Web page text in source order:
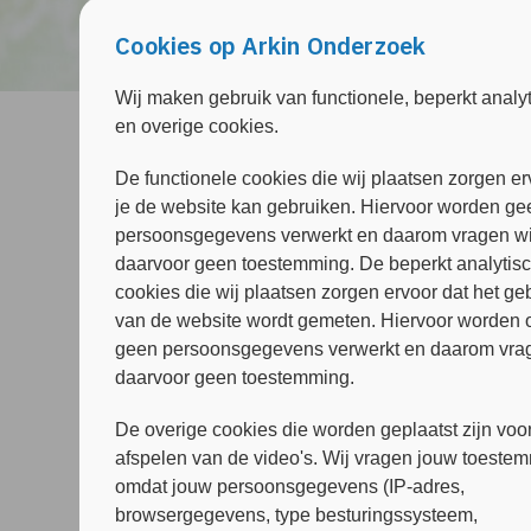
Frederieke Koop
Kwartiermaker GEZIeN, Klinisch
Meer over mijzelf:
Frederieke Koop is klinisch psycholoog-
expertise op trauma, gehechtheid en
Kennisnetwerk Gezin en Systeem, waarmee
onderwijs, zorgaanbod en wetenschappelijk
Zij werkt sinds 2019 samen met
verbinding van de jeugdhulpverlening en v-
Ondersteuningsaanbod en de Academische
Cookies op Arkin Onderzoek
Wij maken gebruik van functionele, beperkt
en overige cookies.
De functionele cookies die wij plaatsen zorgen
je de website kan gebruiken. Hiervoor worden
persoonsgegevens verwerkt en daarom vragen
daarvoor geen toestemming. De beperkt
cookies die wij plaatsen zorgen ervoor dat het
van de website wordt gemeten. Hiervoor worden
geen persoonsgegevens verwerkt en daarom
daarvoor geen toestemming.
De overige cookies die worden geplaatst zijn
afspelen van de video's. Wij vragen jouw
omdat jouw persoonsgegevens (IP-adres,
browsergegevens, type besturingssysteem,